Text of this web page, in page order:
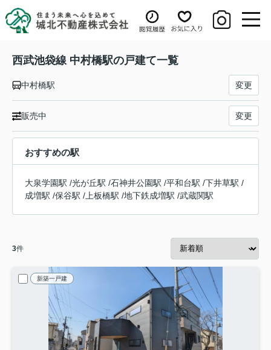
西武池袋線 中村橋駅の戸建て一覧
中村橋駅 変更
販売中 変更
おすすめの駅
大泉学園駅 /光が丘駅 /石神井公園駅 /平和台駅 /下井草駅 /
成増駅 /保谷駅 / 上板橋駅 /地下鉄成増駅 /武蔵関駅
3件
新築一戸建